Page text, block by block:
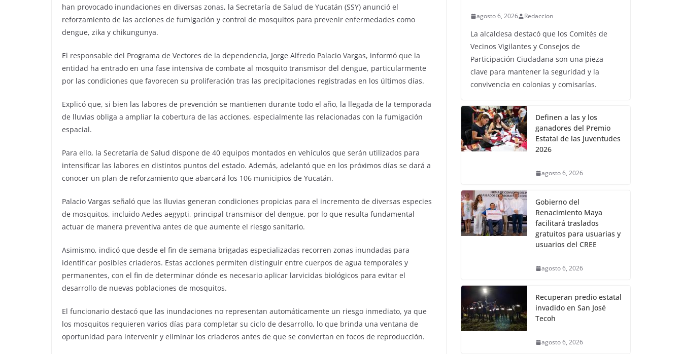
han provocado inundaciones en diversas zonas, la Secretaría de Salud de Yucatán (SSY) anunció el
reforzamiento de las acciones de fumigación y control de mosquitos para prevenir enfermedades como
dengue, zika y chikungunya.
El responsable del Programa de Vectores de la dependencia, Jorge Alfredo Palacio Vargas, informó que la
entidad ha entrado en una fase intensiva de combate al mosquito transmisor del dengue, particularmente
por las condiciones que favorecen su proliferación tras las precipitaciones registradas en los últimos días.
Explicó que, si bien las labores de prevención se mantienen durante todo el año, la llegada de la temporada
de lluvias obliga a ampliar la cobertura de las acciones, especialmente las relacionadas con la fumigación
espacial.
Para ello, la Secretaría de Salud dispone de 40 equipos montados en vehículos que serán utilizados para
intensificar las labores en distintos puntos del estado. Además, adelantó que en los próximos días se dará a
conocer un plan de reforzamiento que abarcará los 106 municipios de Yucatán.
Palacio Vargas señaló que las lluvias generan condiciones propicias para el incremento de diversas especies
de mosquitos, incluido Aedes aegypti, principal transmisor del dengue, por lo que resulta fundamental
actuar de manera preventiva antes de que aumente el riesgo sanitario.
Asimismo, indicó que desde el fin de semana brigadas especializadas recorren zonas inundadas para
identificar posibles criaderos. Estas acciones permiten distinguir entre cuerpos de agua temporales y
permanentes, con el fin de determinar dónde es necesario aplicar larvicidas biológicos para evitar el
desarrollo de nuevas poblaciones de mosquitos.
El funcionario destacó que las inundaciones no representan automáticamente un riesgo inmediato, ya que
los mosquitos requieren varios días para completar su ciclo de desarrollo, lo que brinda una ventana de
oportunidad para intervenir y eliminar los criaderos antes de que se conviertan en focos de reproducción.
agosto 6, 2026 Redaccion
La alcaldesa destacó que los Comités de
Vecinos Vigilantes y Consejos de
Participación Ciudadana son una pieza
clave para mantener la seguridad y la
convivencia en colonias y comisarías.
Definen a las y los
ganadores del Premio
Estatal de las Juventudes
2026
agosto 6, 2026
Gobierno del
Renacimiento Maya
facilitará traslados
gratuitos para usuarias y
usuarios del CREE
agosto 6, 2026
Recuperan predio estatal
invadido en San José
Tecoh
agosto 6, 2026